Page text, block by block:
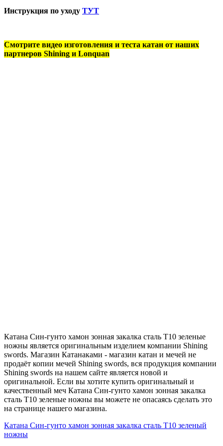
Инструкция по уходу ТУТ
Смотрите видео изготовления и теста катан от наших
партнеров Shining и Lonquan
Катана Син-гунто хамон зонная закалка сталь T10 зеленые
ножны является оригинальным изделием компании Shining
swords. Магазин Катанаками - магазин катан и мечей не
продаёт копии мечей Shining swords, вся продукция компании
Shining swords на нашем сайте является новой и
оригинальной. Если вы хотите купить оригинальный и
качественный меч Катана Син-гунто хамон зонная закалка
сталь T10 зеленые ножны вы можете не опасаясь сделать это
на странице нашего магазина.
Катана Син-гунто хамон зонная закалка сталь T10 зеленый
ножны